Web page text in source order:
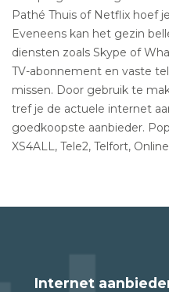
Pathé Thuis of Netflix hoef
Eveneens kan het gezin
diensten zoals Skype of
TV-abonnement en vaste
missen. Door gebruik te
tref je de actuele internet
goedkoopste aanbieder.
XS4ALL, Tele2, Telfort,
Internet